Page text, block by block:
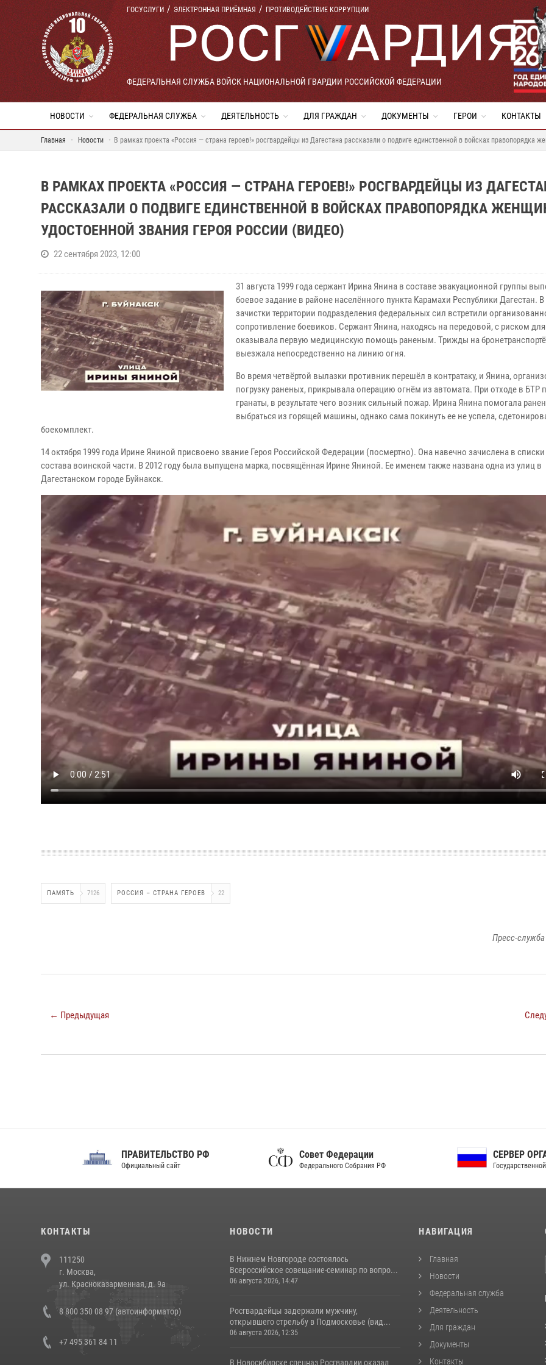
ГОСУСЛУГИ ЭЛЕКТРОННАЯ ПРИЁМНАЯ ПРОТИВОДЕЙСТВИЕ КОРРУПЦИИ
ФЕДЕРАЛЬНАЯ СЛУЖБА ВОЙСК НАЦИОНАЛЬНОЙ ГВАРДИИ РОССИЙСКОЙ ФЕДЕРАЦИИ
НОВОСТИ ФЕДЕРАЛЬНАЯ СЛУЖБА ДЕЯТЕЛЬНОСТЬ ДЛЯ ГРАЖДАН ДОКУМЕНТЫ ГЕРОИ КОНТАКТЫ
Главная Новости В рамках проекта «Россия — страна героев!» росгвардейцы из Дагестана рассказали о подвиге единственной в войсках правопорядка
В РАМКАХ ПРОЕКТА «РОССИЯ — СТРАНА ГЕРОЕВ!» РОСГВАРДЕЙЦЫ ИЗ
РАССКАЗАЛИ О ПОДВИГЕ ЕДИНСТВЕННОЙ В ВОЙСКАХ ПРАВОПОРЯДКА
УДОСТОЕННОЙ ЗВАНИЯ ГЕРОЯ РОССИИ (ВИДЕО)
22 сентября 2023, 12:00
31 августа 1999 года сержант Ирина Янина в составе эвакуационной группы
боевое задание в районе населённого пункта Карамахи Республики Дагестан.
зачистки территории подразделения федеральных сил встретили
сопротивление боевиков. Сержант Янина, находясь на передовой, с риском
оказывала первую медицинскую помощь раненым. Трижды на
выезжала непосредственно на линию огня.
Во время четвёртой вылазки противник перешёл в контратаку, и Янина,
погрузку раненых, прикрывала операцию огнём из автомата. При отходе в БТР
гранаты, в результате чего возник сильный пожар. Ирина Янина помогала
выбраться из горящей машины, однако сама покинуть ее не успела,
боекомплект.
14 октября 1999 года Ирине Яниной присвоено звание Героя Российской Федерации (посмертно). Она навечно зачислена в
состава воинской части. В 2012 году была выпущена марка, посвящённая Ирине Яниной. Ее именем также названа одна из улиц в
Дагестанском городе Буйнакск.
ПАМЯТЬ 7126 РОССИЯ – СТРАНА ГЕРОЕВ 22
Пресс-служба
← Предыдущая
ПРАВИТЕЛЬСТВО РФ
Официальный сайт
Совет Федерации
Федерального Собрания РФ
СЕРВЕР ОРГАНОВ
Государственной власти РФ
КОНТАКТЫ
111250
г. Москва,
ул. Красноказарменная, д. 9а
8 800 350 08 97 (автоинформатор)
+7 495 361 84 11
НОВОСТИ
В Нижнем Новгороде состоялось
Всероссийское совещание-семинар по вопро...
06 августа 2026, 14:47
Росгвардейцы задержали мужчину,
открывшего стрельбу в Подмосковье (вид...
06 августа 2026, 12:35
В Новосибирске спецназ Росгвардии оказал
НАВИГАЦИЯ
Главная
Новости
Федеральная служба
Деятельность
Для граждан
Документы
Контакты